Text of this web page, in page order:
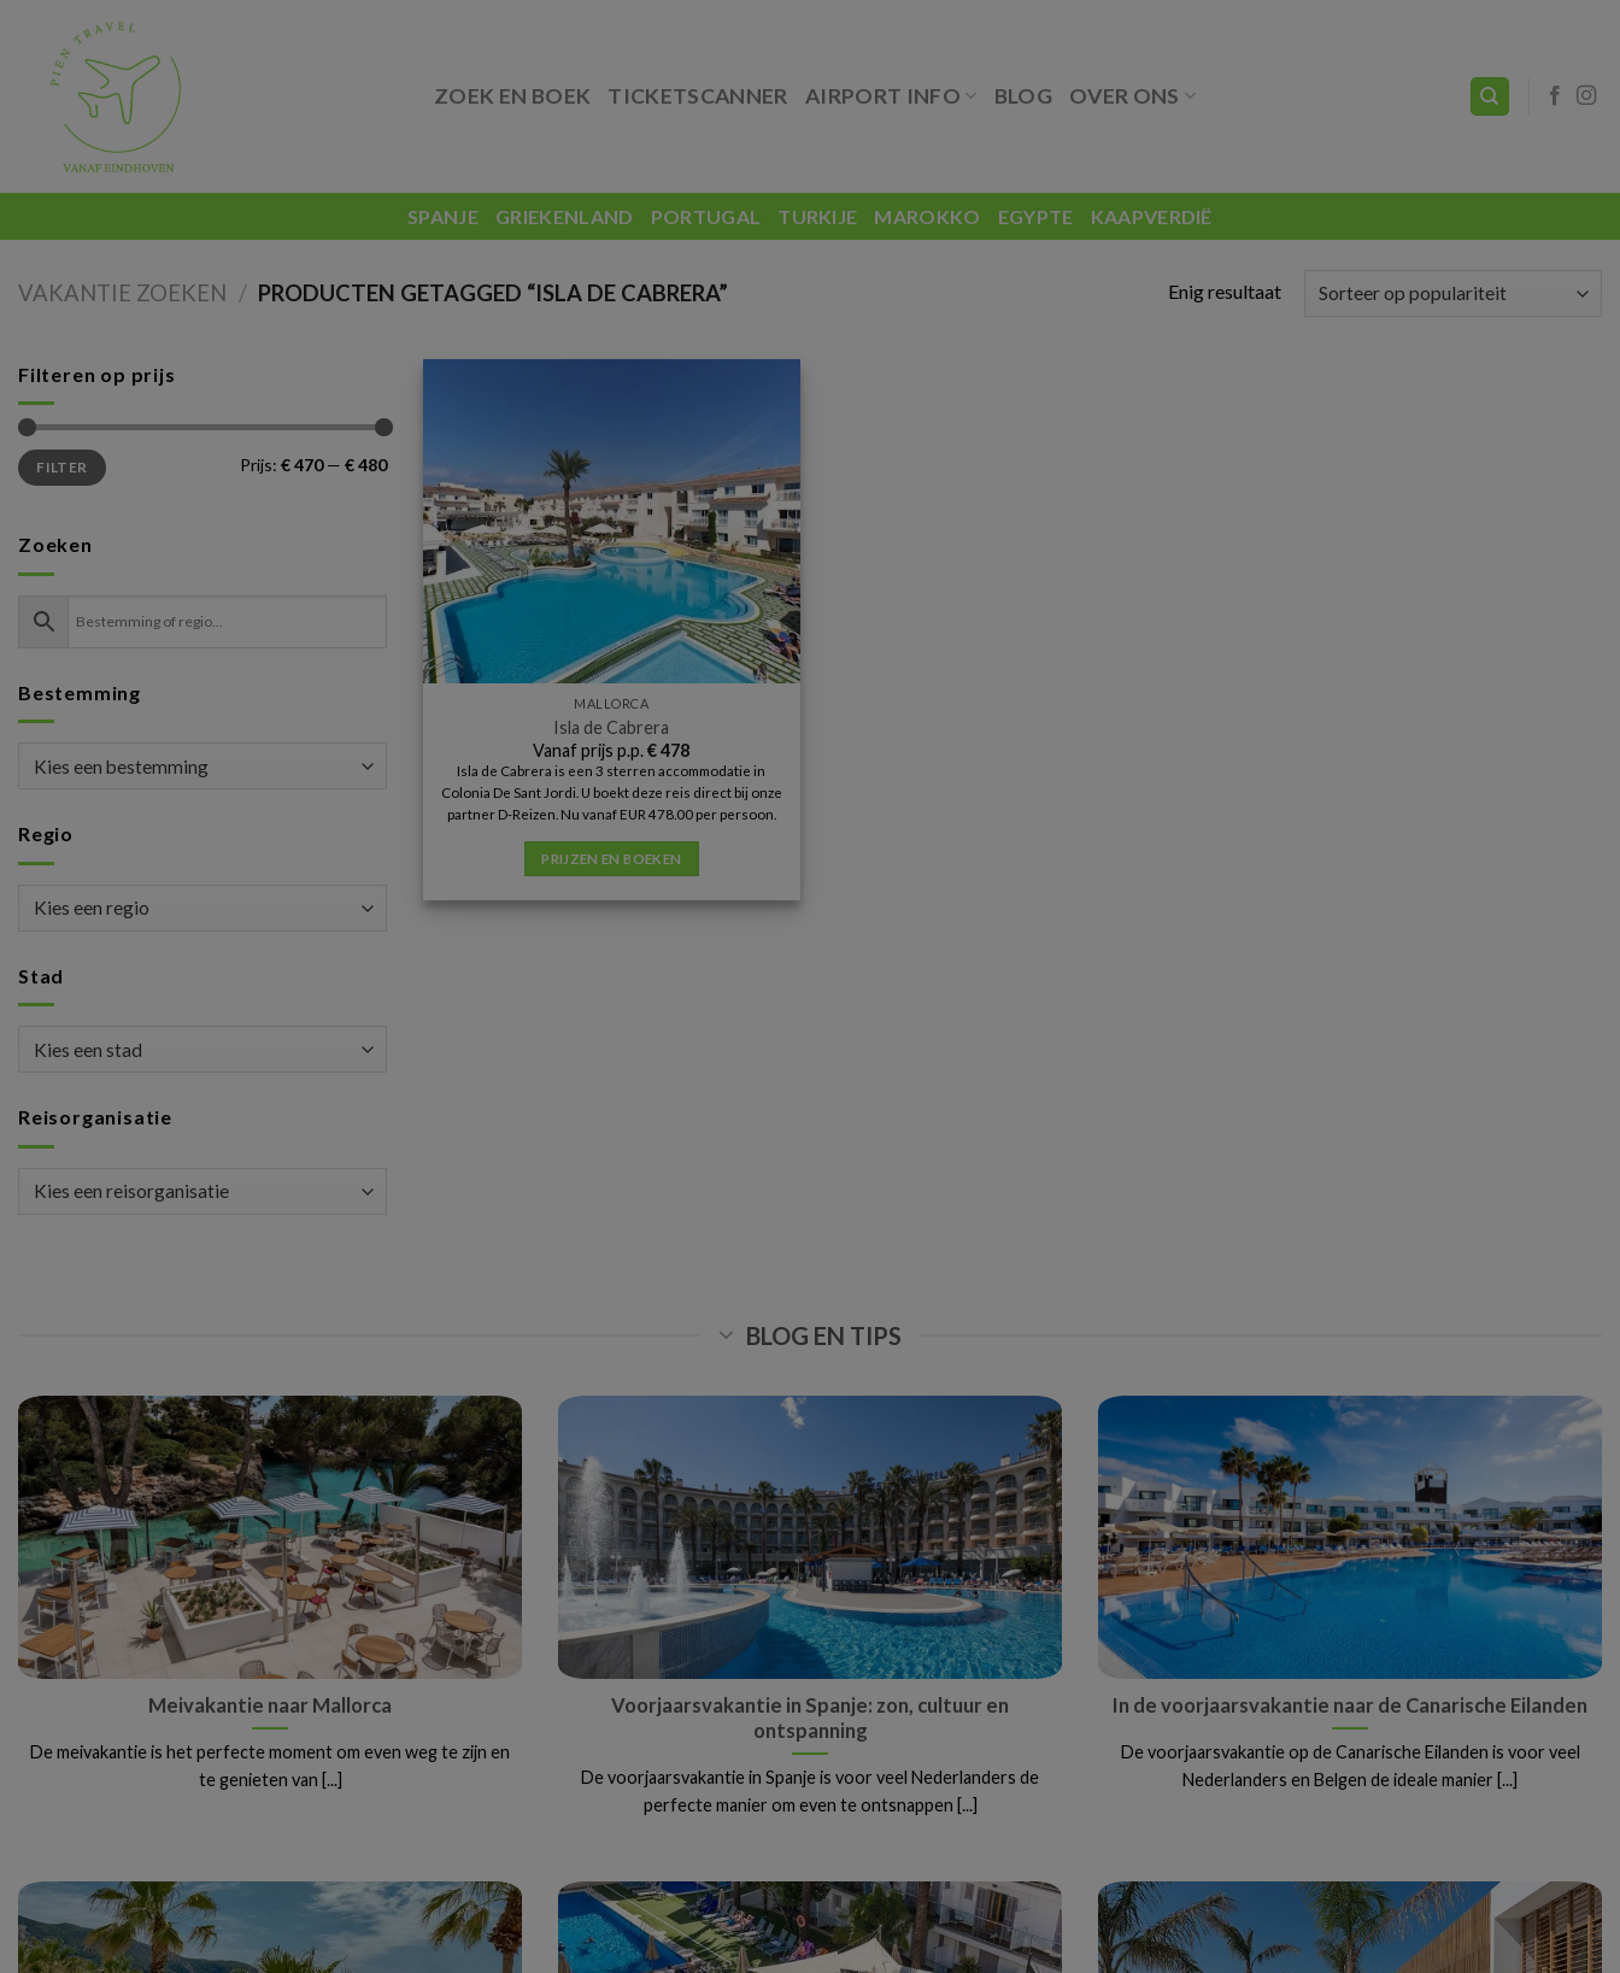
content
ZOEK EN BOEK TICKETSCANNER AIRPORT INFO BLOG OVER ONS
SPANJE GRIEKENLAND PORTUGAL TURKIJE MAROKKO EGYPTE KAAPVERDIË
VAKANTIE ZOEKEN / PRODUCTEN GETAGGED “ISLA DE CABRERA” Enig resultaat
Filteren op prijs
Min.
prijs
Max.
prijsFILTER Prijs: € 470— € 480
Zoeken
Bestemming
Regio
Stad
Reisorganisatie
MALLORCA
Isla de Cabrera
Vanaf prijs p.p.€478
Isla de Cabrera is een 3 sterren accommodatie in
Colonia De Sant Jordi. U boekt deze reis direct bij onze
partner D-Reizen. Nu vanaf EUR 478.00 per persoon.
PRIJZEN EN BOEKEN
BLOG EN TIPS
Meivakantie naar Mallorca
De meivakantie is het perfecte moment om even weg te zijn en
te genieten van [...]
Voorjaarsvakantie in Spanje: zon, cultuur en
ontspanning
De voorjaarsvakantie in Spanje is voor veel Nederlanders de
perfecte manier om even te ontsnappen [...]
In de voorjaarsvakantie naar de Canarische Eilanden
De voorjaarsvakantie op de Canarische Eilanden is voor veel
Nederlanders en Belgen de ideale manier [...]